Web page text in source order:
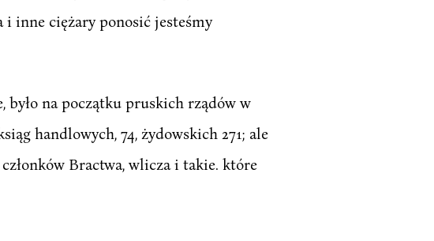
i inne ciężary ponosić jesteśmy
było na początku pruskich rządów w
handlowych, 74, żydowskich 271; ale
Bractwa, wlicza i takie. które